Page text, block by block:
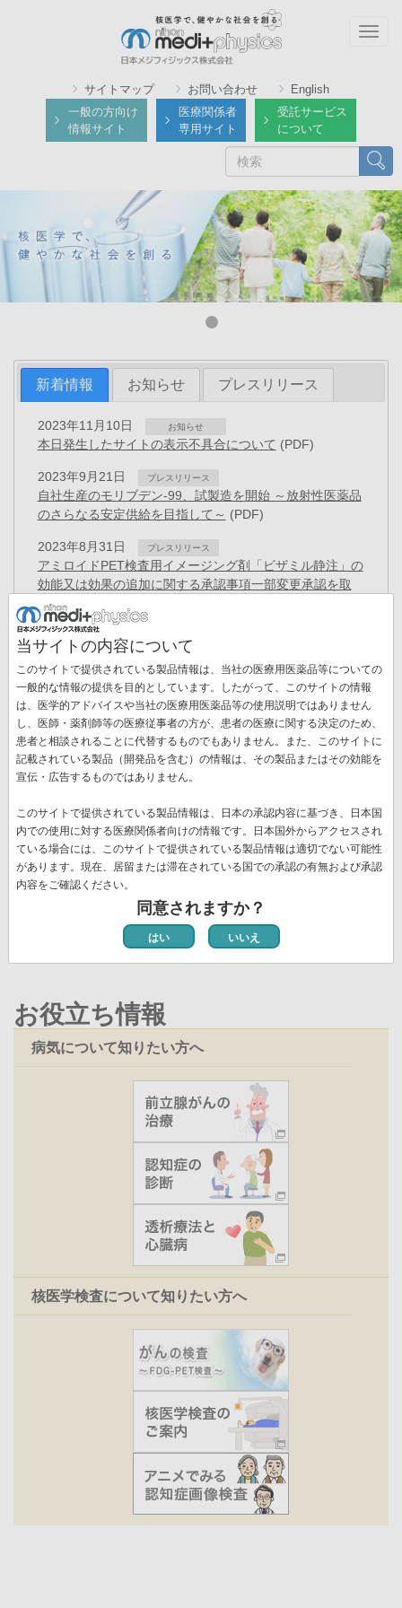
サイトマップ お問い合わせ
English
一般の方向け
情報サイト
医療関係者
専用サイト
受託サービス
について
検索
新着情報 お知らせ プレスリリース
2023年11月10日 お知らせ
本日発生したサイトの表示不具合について (PDF)
2023年9月21日 プレスリリース
自社生産のモリブデン-99、試製造を開始 ～放射性医薬品
のさらなる安定供給を目指して～ (PDF)
2023年8月31日 プレスリリース
アミロイドPET検査用イメージング剤「ビザミル静注」の
効能又は効果の追加に関する承認事項一部変更承認を取
得(PDF)
2023年8月23日
PET検査用放射性医薬品「FDGスキャン🄬注」について
効能又は効果の追加に関する承認事項一部変更承認を取
得(PDF)
2023年7月31日 プレスリリース
日本医用画像工学会の功績賞を受賞～骨シンチグラム解析
AIの開発、実用化、および普及～(PDF)
ペ
ジ
送
り
先
頭
ペ
ー
ジ
« 最初
前
ペ
ー
ジ
‹‹
ペ
ー
ジ
3
ペ
ー
ジ
4
ペ
ー
ジ
5
ペ
ー
ジ
6
カ
レ
ン
ト
ジ
7
ペ
ー
ジ
8
ペ
ー
ジ
9
ペ
ー
ジ
10
ペ
ー
ジ
11
次
ペ
ー
ジ
››
最
終
ペ
ー
ジ
最終 »
新着情報一覧
お役立ち情報
病気について知りたい方へ
核医学検査について知りたい方へ
当サイトの内容について
このサイトで提供されている製品情報は、当社の医療用医薬品等についての
一般的な情報の提供を目的としています。したがって、このサイトの情報
は、医学的アドバイスや当社の医療用医薬品等の使用説明ではありません
し、医師・薬剤師等の医療従事者の方が、患者の医療に関する決定のため、
患者と相談されることに代替するものでもありません。また、このサイトに
記載されている製品（開発品を含む）の情報は、その製品またはその効能を
宣伝・広告するものではありません。
このサイトで提供されている製品情報は、日本の承認内容に基づき、日本国
内での使用に対する医療関係者向けの情報です。日本国外からアクセスされ
ている場合には、このサイトで提供されている製品情報は適切でない可能性
があります。現在、居留または滞在されている国での承認の有無および承認
内容をご確認ください。
同意されますか？
はい いいえ